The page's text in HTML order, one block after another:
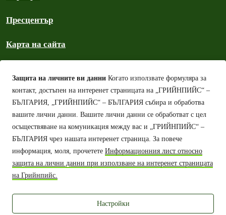
Защита на личните ви данни Когато използвате формуляра за
контакт, достъпен на интеренет страницата на „ГРИЙНПИЙС“ –
БЪЛГАРИЯ, „ГРИЙНПИЙС“ – БЪЛГАРИЯ събира и обработва
вашите лични данни. Вашите лични данни се обработват с цел
осъществяване на комуникация между вас и „ГРИЙНПИЙС“ –
БЪЛГАРИЯ чрез нашата интеренет страница. За повече
информация, моля, прочетете Информационния лист относно
защита на лични данни при използване на интеренет страницата
на Грийнпийс.
Настройки
Пресцентър
Карта на сайта
Архив на „Грийнпийс“ – България
Авторско право
Политика за защита на личните данни
Защита на личните данни – информационен лист